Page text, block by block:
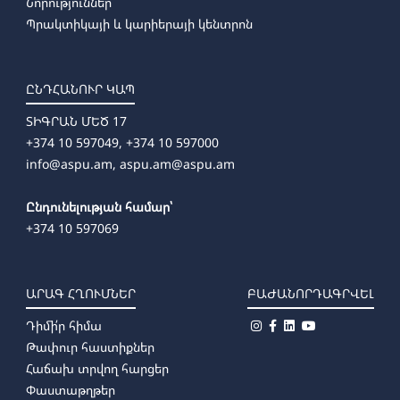
➜Պարարվեստի մանկավարժություն՝ առկա
Պրակտիկայի և կարիերայի կենտրոն
ԸՆԴՀԱՆՈՒՐ ԿԱՊ
ՏԻԳՐԱՆ ՄԵԾ 17
+374 10 597049, +374 10 597000
info@aspu.am, aspu.am@aspu.am
Ընդունելության համար՝
+374 10 597069
ԱՐԱԳ ՀՂՈՒՄՆԵՐ
Դիմի՛ր հիմա
Թափուր հաստիքներ
Հաճախ տրվող հարցեր
Փաստաթղթեր
ԲԱԺԱՆՈՐԴԱԳՐՎԵԼ